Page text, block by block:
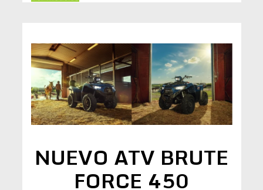
NUEVO ATV BRUTE
FORCE 450